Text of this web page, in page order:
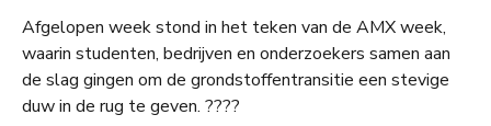
Afgelopen week stond in het teken van de AMX week,
waarin studenten, bedrijven en onderzoekers samen aan
de slag gingen om de grondstoffentransitie een stevige
duw in de rug te geven. ????